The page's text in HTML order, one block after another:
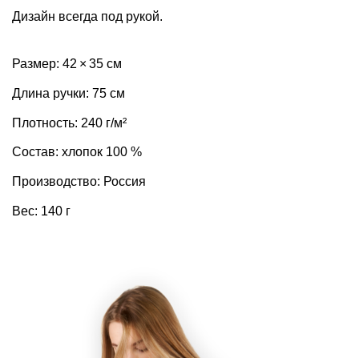
Дизайн всегда под рукой.
Размер: 42 × 35 см
Длина ручки: 75 см
Плотность: 240 г/м²
Состав: хлопок 100 %
Производство: Россия
Вес: 140 г